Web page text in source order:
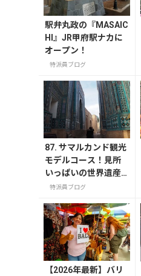
駅弁丸政の『MASAIC
HI』JR甲府駅ナカに
オープン！
特派員ブログ
87. サマルカンド観光
モデルコース！見所
いっぱいの世界遺産
都市を満喫するおす
特派員ブログ
【2026年最新】バリ